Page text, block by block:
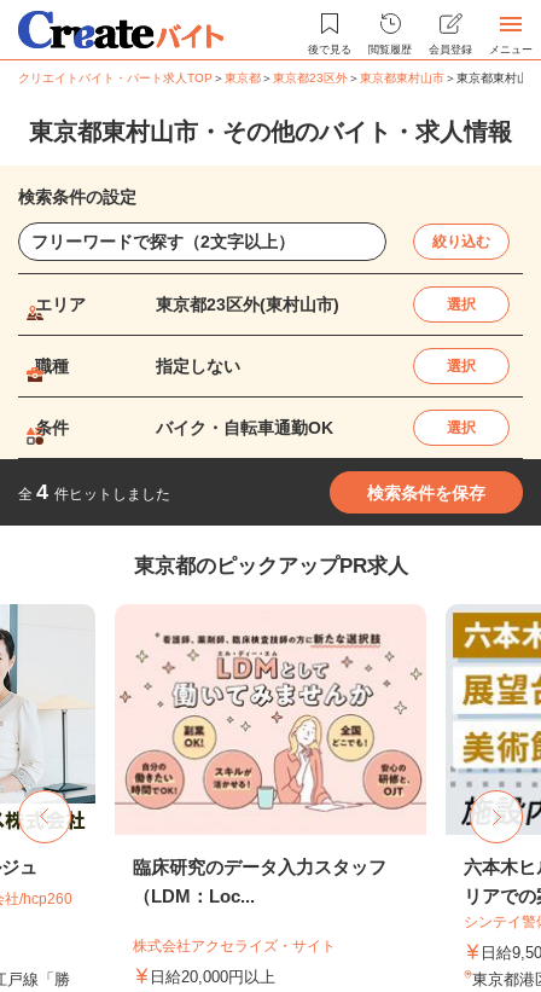
後で見る 閲覧履歴 会員登録 メニュー
クリエイトバイト・パート求人TOP ＞東京都＞東京都23区外＞東京都東村山市＞東京都東村山
東京都東村山市・その他のバイト・求人情報
検索条件の設定
絞り込む
エリア 東京都23区外(東村山市) 選択
職種 指定しない 選択
条件 バイク・自転車通勤OK 選択
全 4 件ヒットしました 検索条件を保存
東京都のピックアップPR求人
ュ
社/hcp260
戸線「勝
臨床研究のデータ入力スタッフ
（LDM：Loc...
株式会社アクセライズ・サイト
日給20,000円以上
六本木ヒ
リアで
シンテイ
日給
東京都港